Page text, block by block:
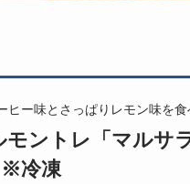
ヒー味とさっぱりレモン味を
モントレ「マルサ
※冷凍